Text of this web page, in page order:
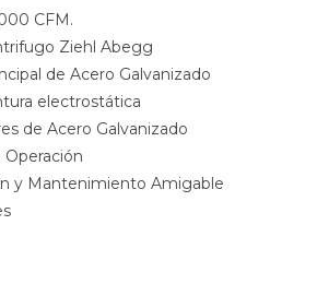
CFM.
Ziehl Abegg
de Acero Galvanizado
electrostática
de Acero Galvanizado
Operación
y Mantenimiento Amigable